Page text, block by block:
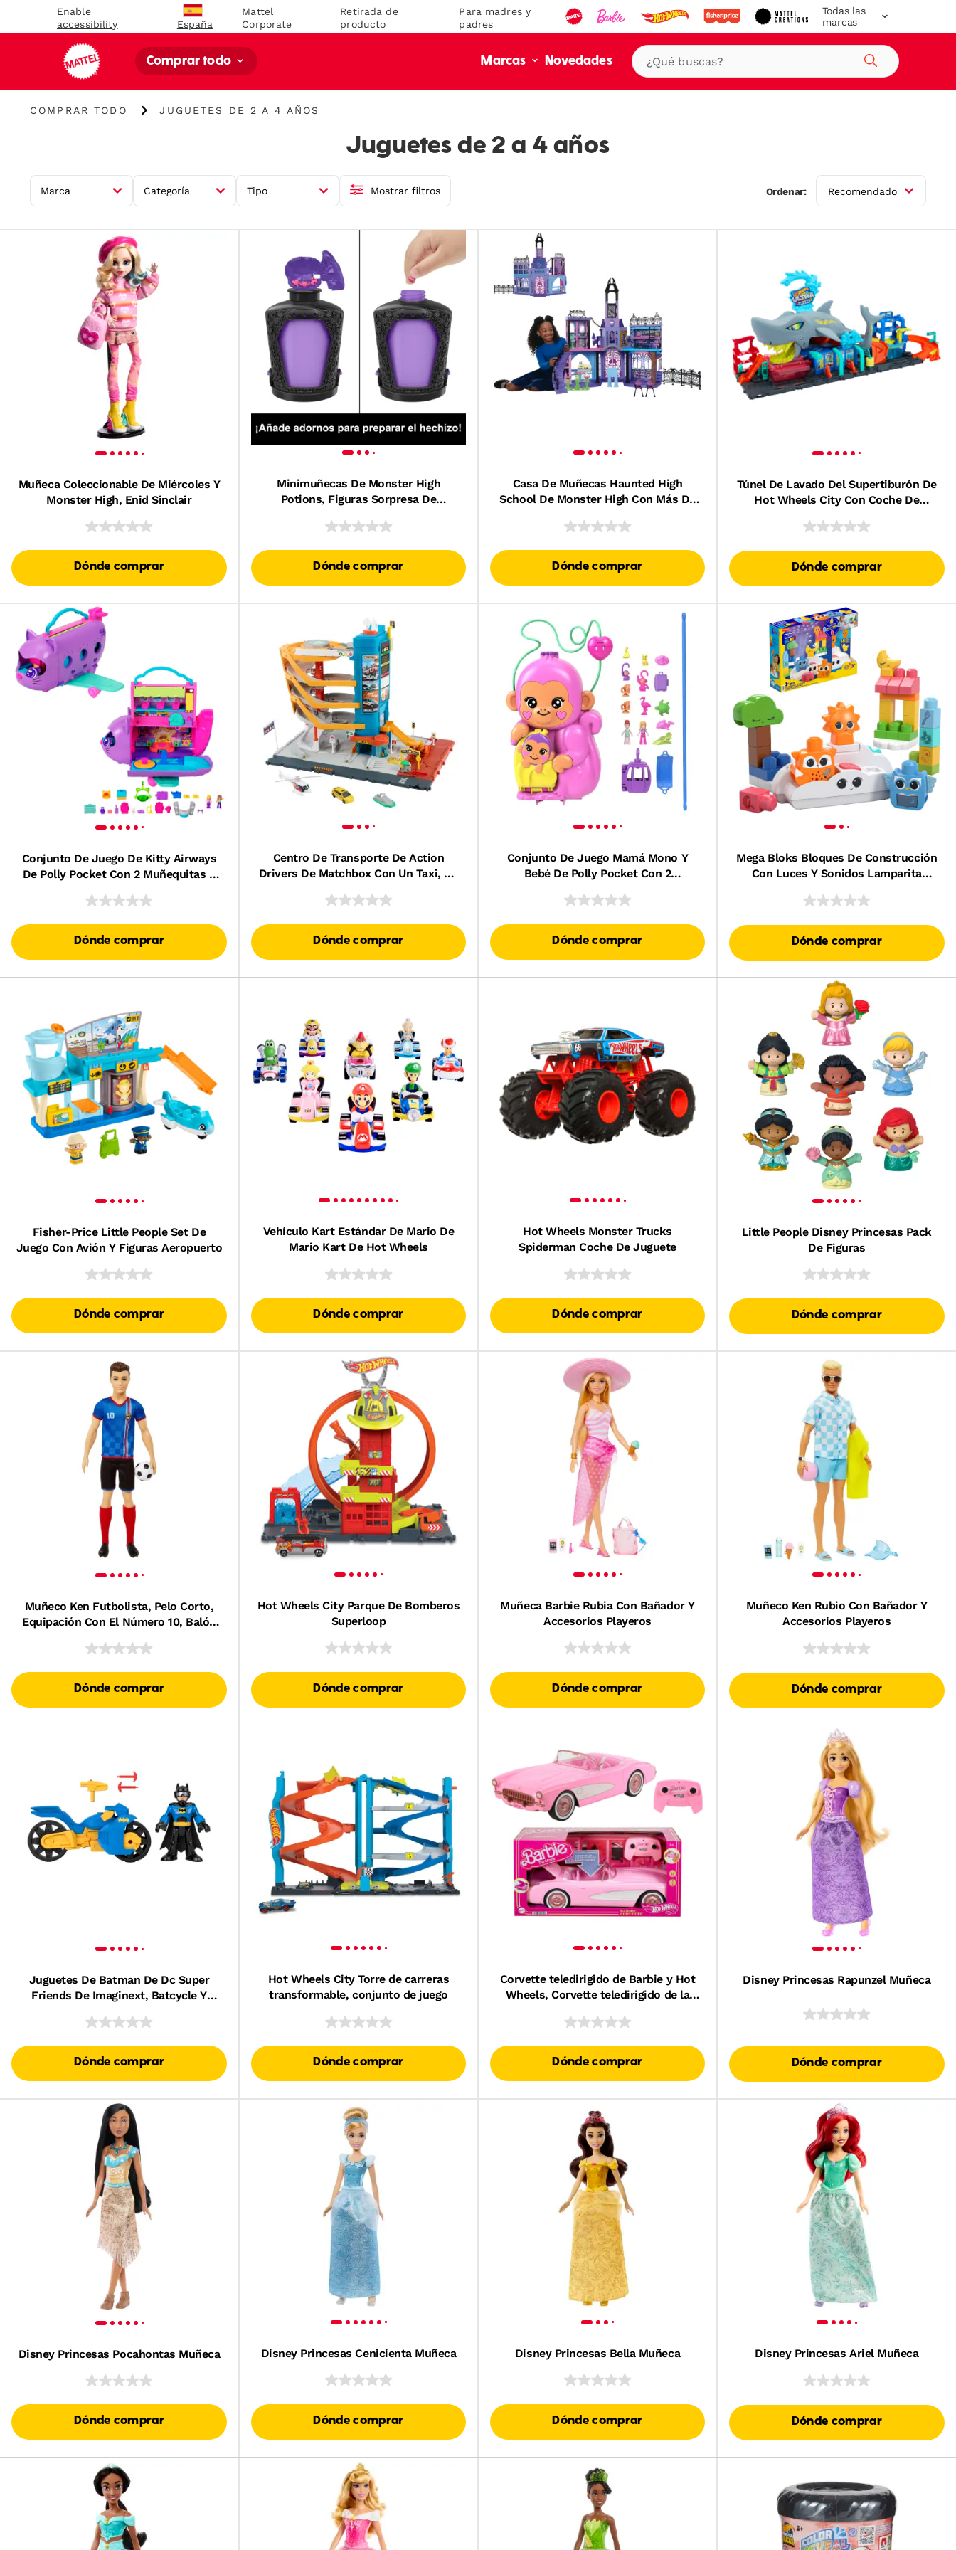
Enable
accessibility
España
Mattel
Corporate
Retirada de
producto
Para madres y
padres
Todas las
marcas
Comprar todo Marcas Novedades
Buscar
Comprar
COMPRAR TODO
Juguetes
años
JUGUETES DE 2 A 4 AÑOS
Juguetes de 2 a 4 años
Marca Categoría Tipo Mostrar filtros Ordenar: Recomendado
Muñeca Coleccionable De Miércoles Y
Monster High, Enid Sinclair
Dónde comprar
Minimuñecas De Monster High
Potions, Figuras Sorpresa De
Aplicarles Agua (Los Personajes
Dónde comprar
Casa De Muñecas Haunted High
School De Monster High Con Más De
Dónde comprar
Túnel De Lavado Del Supertiburón De
Hot Wheels City Con Coche De
Dónde comprar
Conjunto De Juego De Kitty Airways
De Polly Pocket Con 2 Muñequitas Y
Avión Con Accesorios
Dónde comprar
Centro De Transporte De Action
Drivers De Matchbox Con Un Taxi, Un
Además De Un Accesorio De Vendedor
Dónde comprar
Conjunto De Juego Mamá Mono Y
Bebé De Polly Pocket Con 2
Accesorios, Bolso Y Juguete 2 En 1
Dónde comprar
Mega Bloks Bloques De Construcción
Con Luces Y Sonidos Lamparita
Dónde comprar
Fisher-Price Little People Set De
Juego Con Avión Y Figuras Aeropuerto
Dónde comprar
Vehículo Kart Estándar De Mario De
Mario Kart De Hot Wheels
Dónde comprar
Hot Wheels Monster Trucks
Spiderman Coche De Juguete
Dónde comprar
Little People Disney Princesas Pack
De Figuras
Dónde comprar
Muñeco Ken Futbolista, Pelo Corto,
Equipación Con El Número 10, Balón
Medias, A Partir De 3 Años
Dónde comprar
Hot Wheels City Parque De Bomberos
Superloop
Dónde comprar
Muñeca Barbie Rubia Con Bañador Y
Accesorios Playeros
Dónde comprar
Muñeco Ken Rubio Con Bañador Y
Accesorios Playeros
Dónde comprar
Juguetes De Batman De Dc Super
Friends De Imaginext, Batcycle Y
25,4Cm
Dónde comprar
Hot Wheels City Torre de carreras
transformable, conjunto de juego
Dónde comprar
Corvette teledirigido de Barbie y Hot
Wheels, Corvette teledirigido de la
Dónde comprar
Disney Princesas Rapunzel Muñeca
Dónde comprar
Disney Princesas Pocahontas Muñeca
Dónde comprar
Disney Princesas Cenicienta Muñeca
Dónde comprar
Disney Princesas Bella Muñeca
Dónde comprar
Disney Princesas Ariel Muñeca
Dónde comprar